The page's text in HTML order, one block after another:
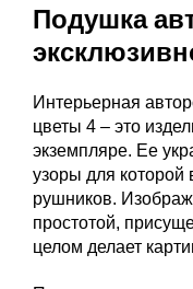
Подушка
Интерьерная
цветы 4 – это
экземпляре. Ее
узоры для которой
рушников.
простотой,
целом делает